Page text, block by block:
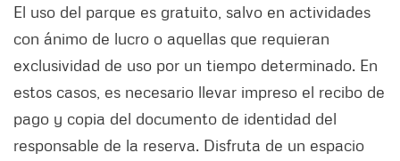
El uso del parque es gratuito, salvo en actividades
con ánimo de lucro o aquellas que requieran
exclusividad de uso por un tiempo determinado. En
estos casos, es necesario llevar impreso el recibo de
pago y copia del documento de identidad del
responsable de la reserva. Disfruta de un espacio